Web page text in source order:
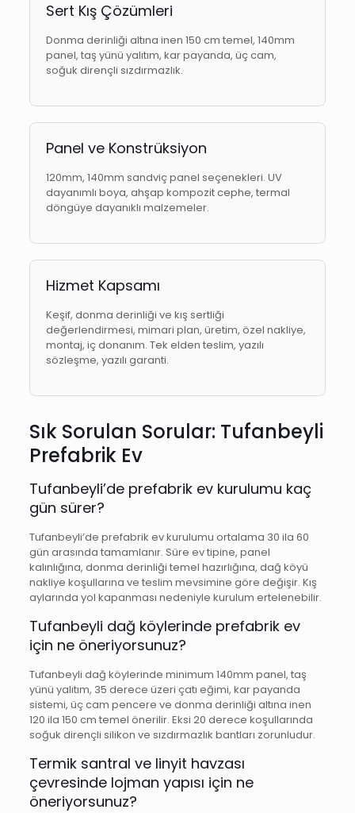
Sert Kış Çözümleri
Donma derinliği altına inen 150 cm temel, 140mm
panel, taş yünü yalıtım, kar payanda, üç cam,
soğuk dirençli sızdırmazlık.
Panel ve Konstrüksiyon
120mm, 140mm sandviç panel seçenekleri. UV
dayanımlı boya, ahşap kompozit cephe, termal
döngüye dayanıklı malzemeler.
Hizmet Kapsamı
Keşif, donma derinliği ve kış sertliği
değerlendirmesi, mimari plan, üretim, özel nakliye,
montaj, iç donanım. Tek elden teslim, yazılı
sözleşme, yazılı garanti.
Sık Sorulan Sorular: Tufanbeyli
Prefabrik Ev
Tufanbeyli’de prefabrik ev kurulumu kaç
gün sürer?
Tufanbeyli’de prefabrik ev kurulumu ortalama 30 ila 60
gün arasında tamamlanır. Süre ev tipine, panel
kalınlığına, donma derinliği temel hazırlığına, dağ köyü
nakliye koşullarına ve teslim mevsimine göre değişir. Kış
aylarında yol kapanması nedeniyle kurulum ertelenebilir.
Tufanbeyli dağ köylerinde prefabrik ev
için ne öneriyorsunuz?
Tufanbeyli dağ köylerinde minimum 140mm panel, taş
yünü yalıtım, 35 derece üzeri çatı eğimi, kar payanda
sistemi, üç cam pencere ve donma derinliği altına inen
120 ila 150 cm temel önerilir. Eksi 20 derece koşullarında
soğuk dirençli silikon ve sızdırmazlık bantları zorunludur.
Termik santral ve linyit havzası
çevresinde lojman yapısı için ne
öneriyorsunuz?